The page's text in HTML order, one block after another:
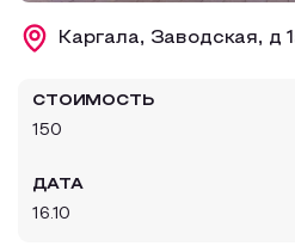
Образовательный туризм
Каргала, Заводская, д
СТОИМОСТЬ
150
ДАТА
16.10